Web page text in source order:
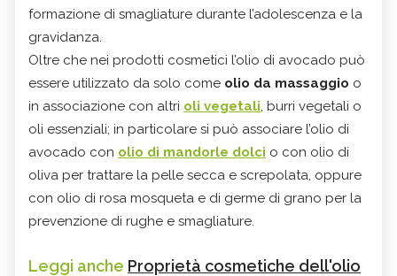
formazione di smagliature durante l’adolescenza e la
gravidanza.
Oltre che nei prodotti cosmetici l’olio di avocado può
essere utilizzato da solo come olio da massaggio o
in associazione con altri oli vegetali, burri vegetali o
oli essenziali; in particolare si può associare l’olio di
avocado con olio di mandorle dolci o con olio di
oliva per trattare la pelle secca e screpolata, oppure
con olio di rosa mosqueta e di germe di grano per la
prevenzione di rughe e smagliature.
Leggi anche Proprietà cosmetiche dell'olio